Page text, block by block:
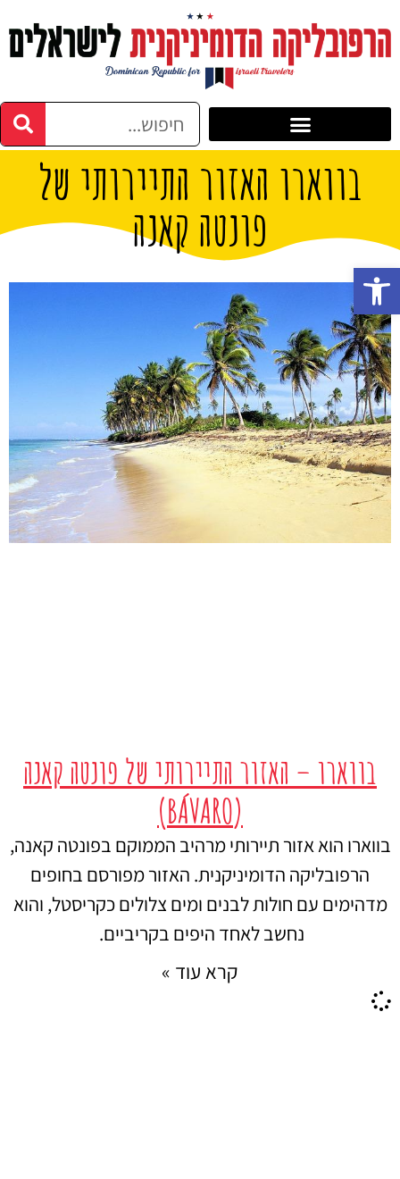
בווארו האזור התיירותי של
פונטה קאנה
בווארו – האזור התיירותי של פונטה קאנה
(BÁVARO)
בווארו הוא אזור תיירותי מרהיב הממוקם בפונטה קאנה,
הרפובליקה הדומיניקנית. האזור מפורסם בחופים
מדהימים עם חולות לבנים ומים צלולים כקריסטל, והוא
נחשב לאחד היפים בקריביים.
קרא עוד »
פתח סרגל נגישות